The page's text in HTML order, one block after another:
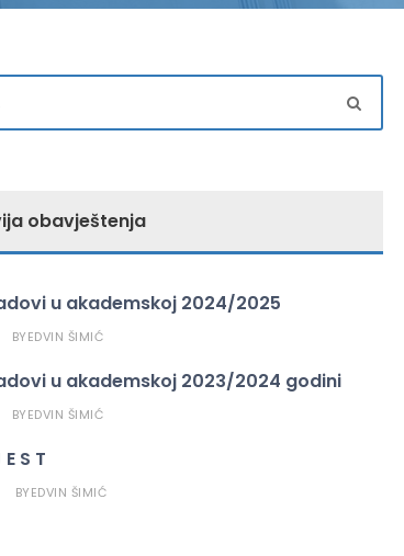
obavještenja
u akademskoj 2024/2025
BYEDVIN ŠIMIĆ
u akademskoj 2023/2024 godini
BYEDVIN ŠIMIĆ
S T
BYEDVIN ŠIMIĆ